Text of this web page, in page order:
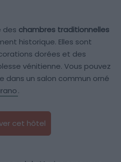
des chambres traditionnelles
historique. Elles sont
dorées et des
vénitienne. Vous pouvez
dans un salon commun orné
.
cet hôtel